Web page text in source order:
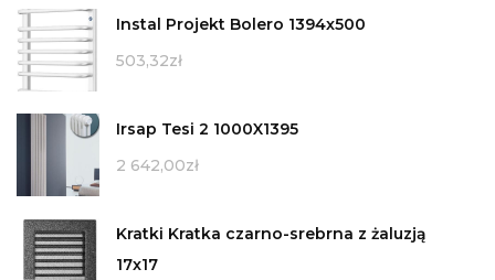
Instal Projekt Bolero 1394x500
503,32zł
Irsap Tesi 2 1000X1395
2 642,00zł
Kratki Kratka czarno-srebrna z żaluzją
17x17